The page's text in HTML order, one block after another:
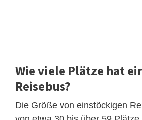
Wie viele Plätze hat
Reisebus?
Die Größe von einstöckigen